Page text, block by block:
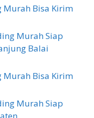
Murah Bisa Kirim
Murah Siap
Balai
Murah Bisa Kirim
Murah Siap